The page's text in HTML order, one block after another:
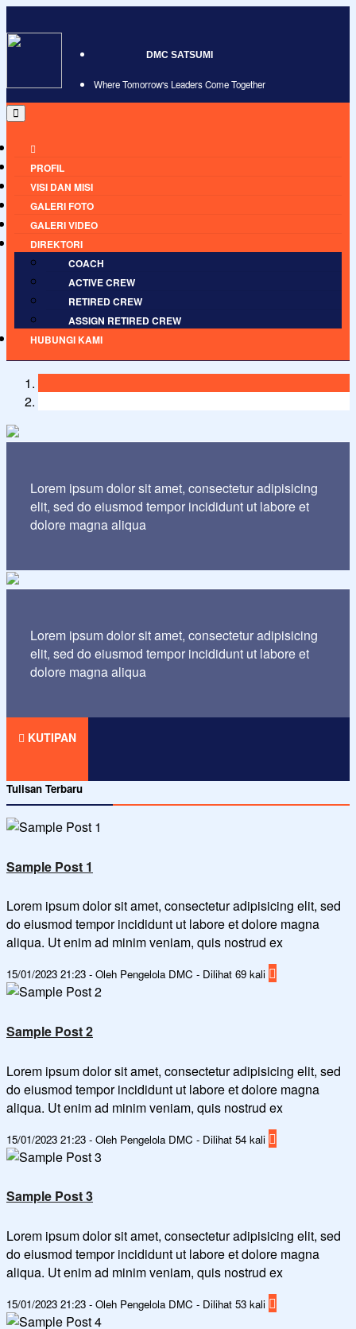
DMC SATSUMI
Where Tomorrow's Leaders Come Together
PROFIL
VISI DAN MISI
GALERI FOTO
GALERI VIDEO
DIREKTORI
COACH
ACTIVE CREW
RETIRED CREW
ASSIGN RETIRED CREW
HUBUNGI KAMI
Lorem ipsum dolor sit amet, consectetur adipisicing
elit, sed do eiusmod tempor incididunt ut labore et
dolore magna aliqua
Lorem ipsum dolor sit amet, consectetur adipisicing
elit, sed do eiusmod tempor incididunt ut labore et
dolore magna aliqua
KUTIPAN
Tulisan Terbaru
Sample Post 1
Lorem ipsum dolor sit amet, consectetur adipisicing elit, sed
do eiusmod tempor incididunt ut labore et dolore magna
aliqua. Ut enim ad minim veniam, quis nostrud ex
15/01/2023 21:23 - Oleh Pengelola DMC - Dilihat 69 kali
Sample Post 2
Lorem ipsum dolor sit amet, consectetur adipisicing elit, sed
do eiusmod tempor incididunt ut labore et dolore magna
aliqua. Ut enim ad minim veniam, quis nostrud ex
15/01/2023 21:23 - Oleh Pengelola DMC - Dilihat 54 kali
Sample Post 3
Lorem ipsum dolor sit amet, consectetur adipisicing elit, sed
do eiusmod tempor incididunt ut labore et dolore magna
aliqua. Ut enim ad minim veniam, quis nostrud ex
15/01/2023 21:23 - Oleh Pengelola DMC - Dilihat 53 kali